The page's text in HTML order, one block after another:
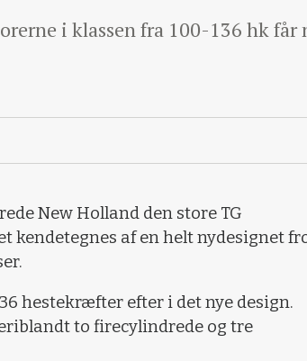
i klassen fra 100-136 hk får
New Holland den store TG
kendetegnes af en helt nydesignet
hestekræfter efter i det nye design.
to firecylindrede og tre